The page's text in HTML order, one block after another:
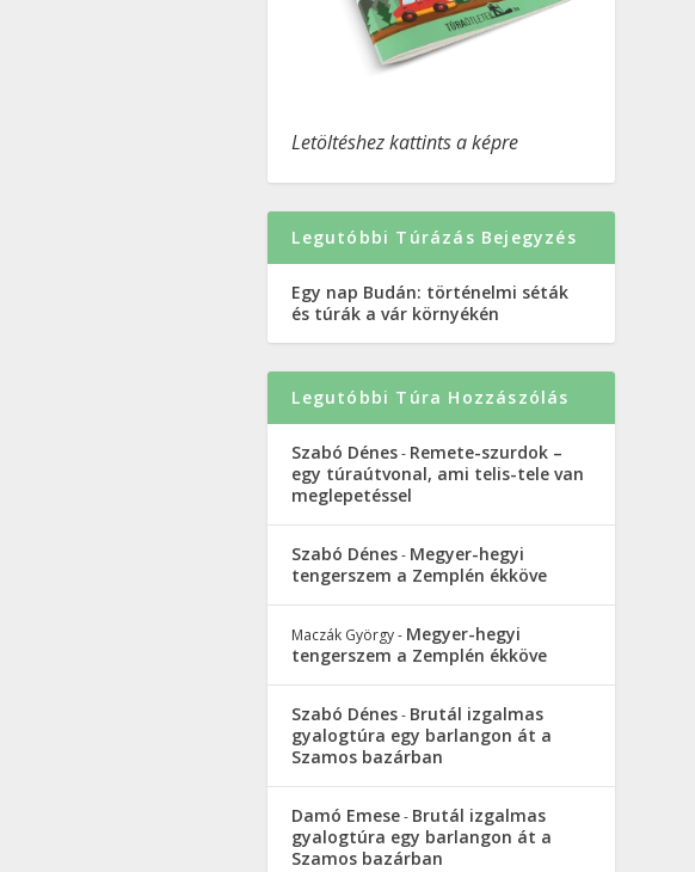
Letöltéshez kattints a képre
Legutóbbi Túrázás Bejegyzés
Egy nap Budán: történelmi séták
és túrák a vár környékén
Legutóbbi Túra Hozzászólás
Szabó Dénes- Remete-szurdok –
egy túraútvonal, ami telis-tele van
meglepetéssel
Szabó Dénes- Megyer-hegyi
tengerszem a Zemplén ékköve
Maczák György- Megyer-hegyi
tengerszem a Zemplén ékköve
Szabó Dénes- Brutál izgalmas
gyalogtúra egy barlangon át a
Szamos bazárban
Damó Emese- Brutál izgalmas
gyalogtúra egy barlangon át a
Szamos bazárban